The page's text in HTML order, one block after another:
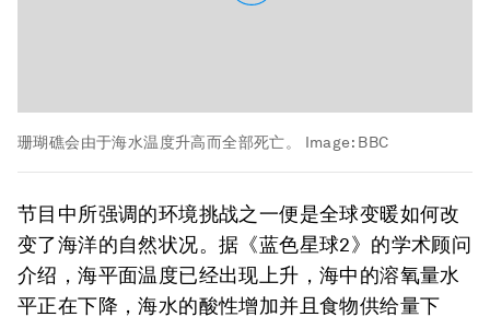
珊瑚礁会由于海水温度升高而全部死亡。 Image: BBC
节目中所强调的环境挑战之一便是全球变暖如何改
变了海洋的自然状况。据《蓝色星球2》的学术顾问
介绍，海平面温度已经出现上升，海中的溶氧量水
平正在下降，海水的酸性增加并且食物供给量下